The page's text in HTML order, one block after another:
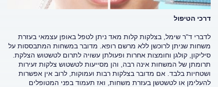
דרכי הטיפול
לדברי ד"ר שימל, בצלקות קלות מאד ניתן לטפל באופן עצמאי בעזרת
משחות שניתן לרוכשן ללא מרשם רופא. מדובר במשחות המתבססות על
סיליקון, קולגן וחומצות אחרות ופעולתן עשויה לתרום לטשטוש הצלקת.
תרומתן של המשחות אינה רבה, והן מסייעות לטשטוש צלקות זעירות
ושטחיות בלבד. אם מדובר בצלקות רבות ועמוקות, לרוב אין אפשרות
להעלימן או לטשטשן בעזרת משחות, ואז תעמוד בפני המטופלים